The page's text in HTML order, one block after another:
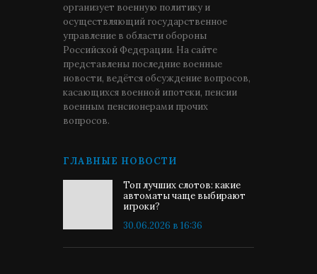
организует военную политику и
осуществляющий государственное
управление в области обороны
Российской Федерации. На сайте
представлены последние военные
новости, ведётся обсуждение вопросов,
касающихся военной ипотеки, пенсии
военным пенсионерами прочих
вопросов.
ГЛАВНЫЕ НОВОСТИ
Топ лучших слотов: какие
автоматы чаще выбирают
игроки?
30.06.2026 в 16:36